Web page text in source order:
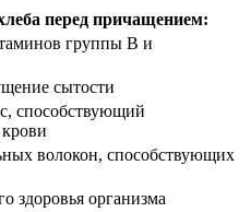
перед причащением:
группы В и
сытости
способствующий
волокон, способствующих
здоровья организма